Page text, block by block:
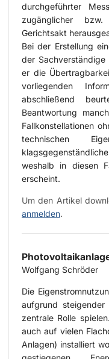
durchgeführter
zugänglicher
Gerichtsakt
Bei der Erstellung
der Sachverständige
er die
vorliegenden
abschließend
Beantwortung
Fallkonstellationen
technischen
weshalb in diesen
erscheint.
Um den Artikel
anmelden.
Wolfgang Schröder
Die
aufgrund
zentrale Rolle
auch auf vielen
Anlagen) installiert